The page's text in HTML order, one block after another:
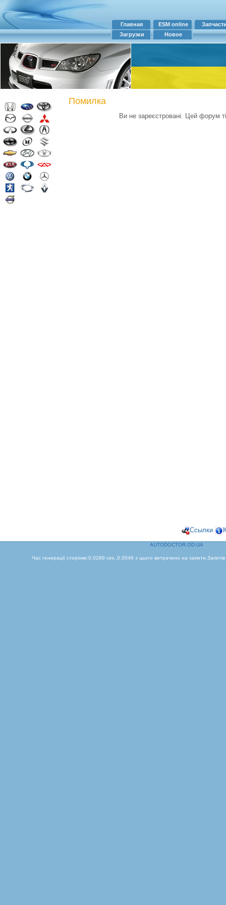
Главная ESM online
Загрузки
Новое
Помилка
Ви не зареєстровані. Цей форум
Ссылки
AUTODOCTOR.OD.UA
Час генерації сторінки:0.0289 сек.,0.0049 з цього витрачено на